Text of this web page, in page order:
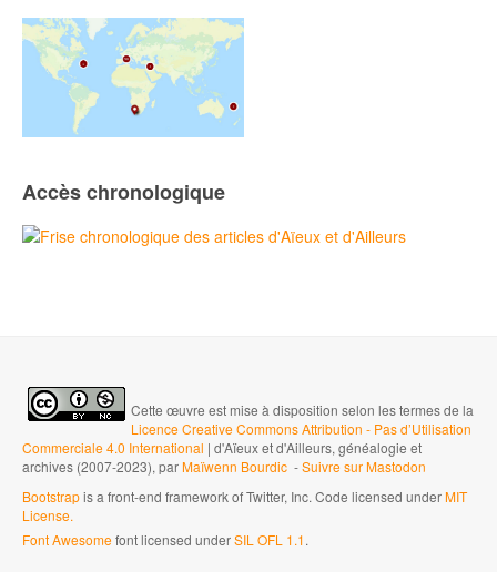
Accès chronologique
Cette œuvre est mise à disposition selon les termes de la
Licence Creative Commons Attribution - Pas d’Utilisation
Commerciale 4.0 International | d'Aïeux et d'Ailleurs, généalogie et
archives (2007-2023), parMaïwenn Bourdic -Suivre sur Mastodon
Bootstrapis a front-end framework of Twitter, Inc. Code licensed underMIT
License.
Font Awesomefont licensed underSIL OFL 1.1.